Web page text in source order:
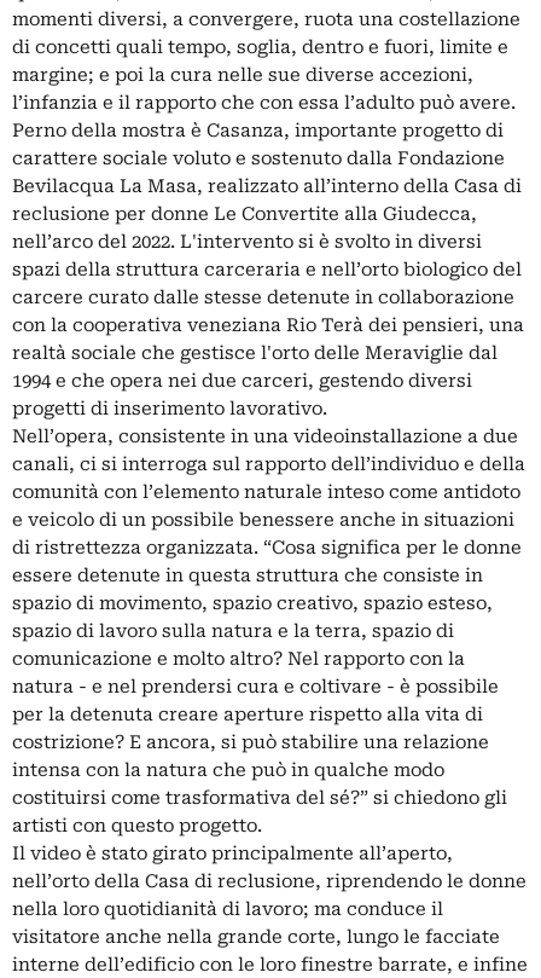
momenti diversi, a convergere, ruota una costellazione
di concetti quali tempo, soglia, dentro e fuori, limite e
margine; e poi la cura nelle sue diverse accezioni,
l’infanzia e il rapporto che con essa l’adulto può avere.
Perno della mostra è Casanza, importante progetto di
carattere sociale voluto e sostenuto dalla Fondazione
Bevilacqua La Masa, realizzato all’interno della Casa di
reclusione per donne Le Convertite alla Giudecca,
nell’arco del 2022. L'intervento si è svolto in diversi
spazi della struttura carceraria e nell’orto biologico del
carcere curato dalle stesse detenute in collaborazione
con la cooperativa veneziana Rio Terà dei pensieri, una
realtà sociale che gestisce l'orto delle Meraviglie dal
1994 e che opera nei due carceri, gestendo diversi
progetti di inserimento lavorativo.
Nell’opera, consistente in una videoinstallazione a due
canali, ci si interroga sul rapporto dell’individuo e della
comunità con l’elemento naturale inteso come antidoto
e veicolo di un possibile benessere anche in situazioni
di ristrettezza organizzata. “Cosa significa per le donne
essere detenute in questa struttura che consiste in
spazio di movimento, spazio creativo, spazio esteso,
spazio di lavoro sulla natura e la terra, spazio di
comunicazione e molto altro? Nel rapporto con la
natura - e nel prendersi cura e coltivare - è possibile
per la detenuta creare aperture rispetto alla vita di
costrizione? E ancora, si può stabilire una relazione
intensa con la natura che può in qualche modo
costituirsi come trasformativa del sé?” si chiedono gli
artisti con questo progetto.
Il video è stato girato principalmente all’aperto,
nell’orto della Casa di reclusione, riprendendo le donne
nella loro quotidianità di lavoro; ma conduce il
visitatore anche nella grande corte, lungo le facciate
interne dell’edificio con le loro finestre barrate, e infine